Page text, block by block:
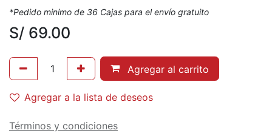
*Pedido minimo de 36 Cajas para el envío gratuito
S/ 69.00
Agregar al carrito
Agregar a la lista de deseos
Términos y condiciones